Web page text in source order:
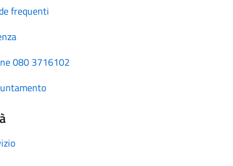
frequenti
080 3716102